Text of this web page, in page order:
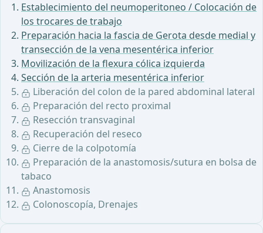
Establecimiento del neumoperitoneo / Colocación de
los trocares de trabajo
Preparación hacia la fascia de Gerota desde medial y
transección de la vena mesentérica inferior
Movilización de la flexura cólica izquierda
Sección de la arteria mesentérica inferior
Liberación del colon de la pared abdominal lateral
Preparación del recto proximal
Resección transvaginal
Recuperación del reseco
Cierre de la colpotomía
Preparación de la anastomosis/sutura en bolsa de
tabaco
Anastomosis
Colonoscopía, Drenajes